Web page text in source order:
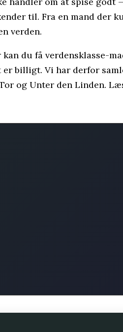
til. Fra en mand
verden.
du få verdensklasse-
billigt. Vi har derfor
og Unter den Linden.